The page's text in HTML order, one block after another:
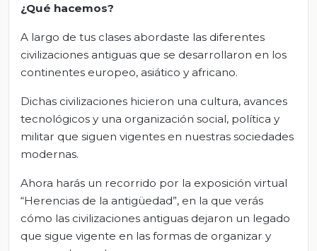
¿Qué hacemos?
A largo de tus clases abordaste las diferentes
civilizaciones antiguas que se desarrollaron en los
continentes europeo, asiático y africano.
Dichas civilizaciones hicieron una cultura, avances
tecnológicos y una organización social, política y
militar que siguen vigentes en nuestras sociedades
modernas.
Ahora harás un recorrido por la exposición virtual
“Herencias de la antigüedad”, en la que verás
cómo las civilizaciones antiguas dejaron un legado
que sigue vigente en las formas de organizar y